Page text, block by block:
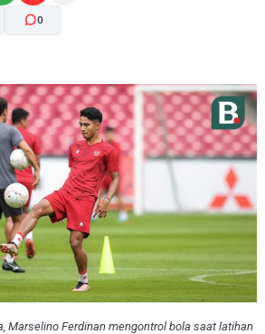
A+
0
Marselino Ferdinan mengontrol bola saat latihan